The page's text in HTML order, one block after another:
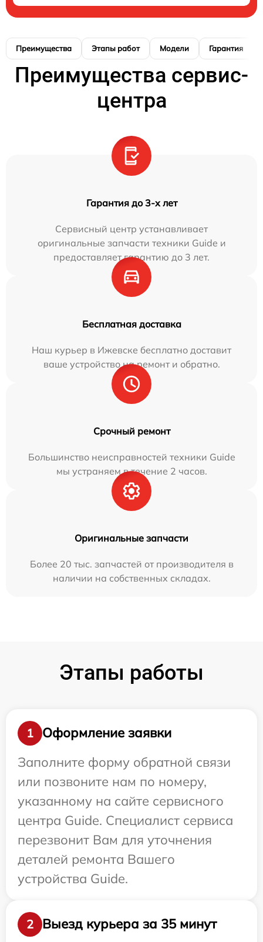
Преимущества Этапы работ Модели Гарантия
Преимущества сервис-
центра
Гарантия до 3-х лет
Сервисный центр устанавливает
оригинальные запчасти техники Guide и
предоставляет гарантию до 3 лет.
Бесплатная доставка
Наш курьер в Ижевске бесплатно доставит
ваше устройство на ремонт и обратно.
Срочный ремонт
Большинство неисправностей техники Guide
мы устраняем в течение 2 часов.
Оригинальные запчасти
Более 20 тыс. запчастей от производителя в
наличии на собственных складах.
Этапы работы
1
Оформление заявки
Заполните форму обратной связи
или позвоните нам по номеру,
указанному на сайте сервисного
центра Guide. Специалист сервиса
перезвонит Вам для уточнения
деталей ремонта Вашего
устройства Guide.
2 Выезд курьера за 35 минут